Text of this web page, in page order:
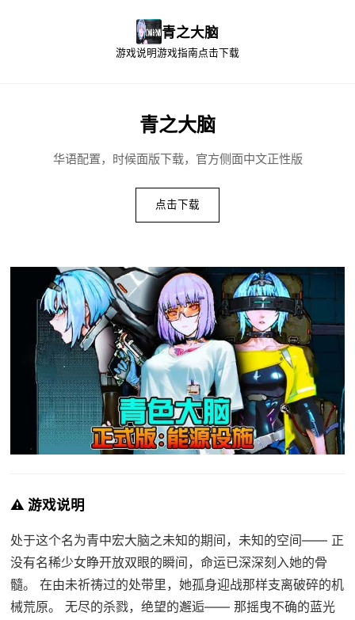
青之大脑
游戏说明游戏指南点击下载
青之大脑
华语配置，时候面版下载，官方侧面中文正性版
点击下载
⚠️ 游戏说明
处于这个名为青中宏大脑之未知的期间，未知的空间—— 正
没有名稀少女睁开放双眼的瞬间，命运已深深刻入她的骨
髓。 在由未祈祷过的处带里，她孤身迎战那样支离破碎的机
械荒原。 无尽的杀戮，绝望的邂逅—— 那摇曳不确的蓝光